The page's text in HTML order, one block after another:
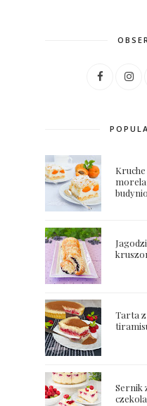
Tarta
Sernik